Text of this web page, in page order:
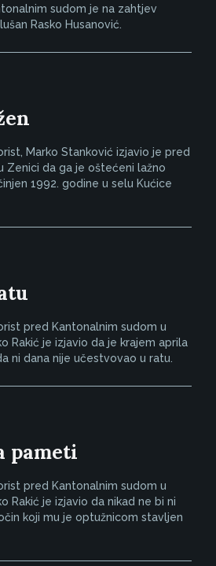
sudom je na zahtjev
Rasko Husanović.
Marko Stanković izjavio je pred
Zenici da ga je oštećeni lažno
1992. godine u selu Kućice
pred Kantonalnim sudom u
Rakić je izjavio da je krajem aprila
ni dana nije učestvovao u ratu.
pameti
pred Kantonalnim sudom u
Rakić je izjavio da nikad ne bi ni
koji mu je optužnicom stavljen